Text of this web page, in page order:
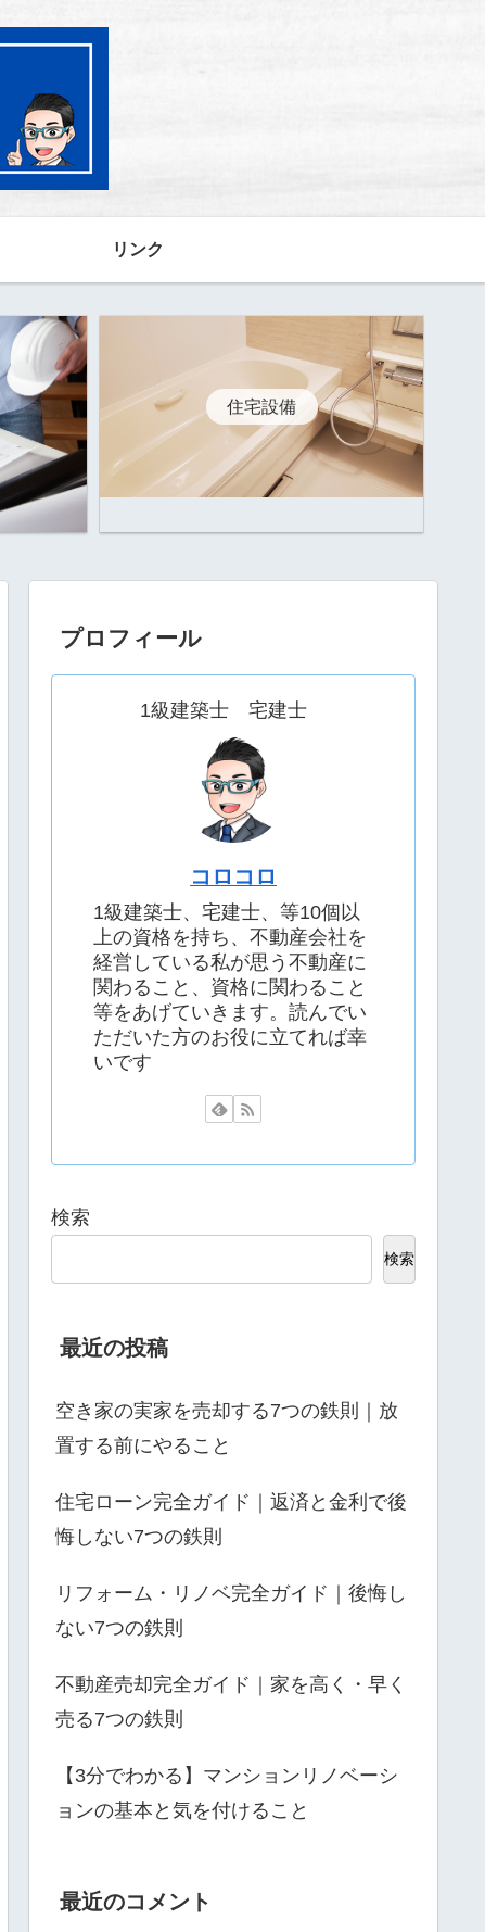
リンク
住宅設備
プロフィール
1級建築士 宅建士
コロコロ
1級建築士、宅建士、等10個以
上の資格を持ち、不動産会社を
経営している私が思う不動産に
関わること、資格に関わること
等をあげていきます。読んでい
ただいた方のお役に立てれば幸
いです
検索
検索
最近の投稿
空き家の実家を売却する7つの鉄則｜放
置する前にやること
住宅ローン完全ガイド｜返済と金利で後
悔しない7つの鉄則
リフォーム・リノベ完全ガイド｜後悔し
ない7つの鉄則
不動産売却完全ガイド｜家を高く・早く
売る7つの鉄則
【3分でわかる】マンションリノベーシ
ョンの基本と気を付けること
最近のコメント